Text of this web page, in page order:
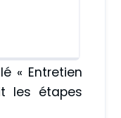
« Entretien
les étapes